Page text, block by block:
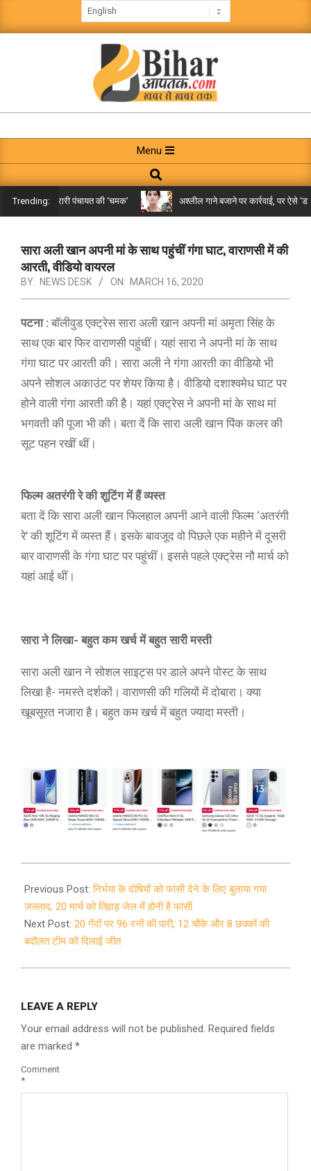
to
BIHAR
AAPTAK
Navigation
Menu
Menu
Search
Trending:
तक पहुंची गरारी पंचायत की ‘चमक’ अश्लील गाने बजाने पर कार्रवाई, पर ऐसे ‘डबल
सारा अली खान अपनी मां के साथ पहुंचीं गंगा घाट, वाराणसी में की
आरती, वीडियो वायरल
BY: NEWS DESK ON: MARCH 16, 2020
पटना : बॉलीवुड एक्ट्रेस सारा अली खान अपनी मां अमृता सिंह के
साथ एक बार फिर वाराणसी पहुंचीं। यहां सारा ने अपनी मां के साथ
गंगा घाट पर आरती की। सारा अली ने गंगा आरती का वीडियो भी
अपने सोशल अकाउंट पर शेयर किया है। वीडियो दशाश्वमेध घाट पर
होने वाली गंगा आरती की है। यहां एक्ट्रेस ने अपनी मां के साथ मां
भगवती की पूजा भी की। बता दें कि सारा अली खान पिंक कलर की
सूट पहन रखीं थीं।
फिल्म अतरंगी रे की शूटिंग में हैं व्यस्त
बता दें कि सारा अली खान फिलहाल अपनी आने वाली फिल्म ‘अतरंगी
रे’ की शूटिंग में व्यस्त हैं। इसके बावजूद वो पिछले एक महीने में दूसरी
बार वाराणसी के गंगा घाट पर पहुंचीं। इससे पहले एक्ट्रेस नौ मार्च को
यहां आई थीं।
सारा ने लिखा- बहुत कम खर्च में बहुत सारी मस्ती
सारा अली खान ने सोशल साइट्स पर डाले अपने पोस्ट के साथ
लिखा है- नमस्ते दर्शकों। वाराणसी की गलियों में दोबारा। क्या
खूबसूरत नजारा है। बहुत कम खर्च में बहुत ज्यादा मस्ती।
03-
16
Previous Post:निर्भया के दोषियों को फांसी देने के लिए बुलाया गया
जल्लाद, 20 मार्च को तिहाड़ जेल में होनी है फांसी
Next Post: 20 गेंदों पर 96 रनों की पारी, 12 चौके और 8 छक्कों की
बदौलत टीम को दिलाई जीत
LEAVE A REPLY
Your email address will not be published. Required fields
are marked *
Comment
*